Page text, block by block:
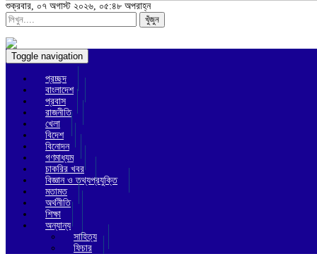
শুক্রবার, ০৭ অগাস্ট ২০২৬, ০৫:৪৮ অপরাহ্ন
খুঁজুন
Toggle navigation
প্রচ্ছদ
বাংলাদেশ
প্রবাস
রাজনীতি
খেলা
বিদেশ
বিনোদন
গণমাধ্যম
চাকরির খবর
বিজ্ঞান ও তথ্যপ্রযুক্তি
মতামত
অর্থনীতি
শিক্ষা
অন্যান্য
সাহিত্য
ফিচার